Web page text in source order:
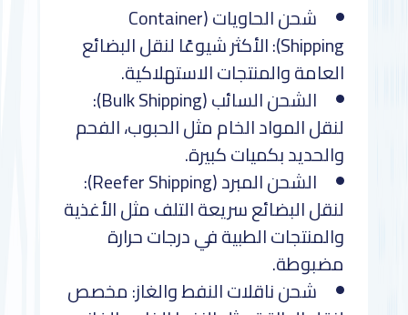
شحن الحاويات (Container
Shipping): الأكثر شيوعًا لنقل البضائع
العامة والمنتجات الاستهلاكية.
الشحن السائب (Bulk Shipping):
لنقل المواد الخام مثل الحبوب، الفحم
والحديد بكميات كبيرة.
الشحن المبرد (Reefer Shipping):
لنقل البضائع سريعة التلف مثل الأغذية
والمنتجات الطبية في درجات حرارة
مضبوطة.
شحن ناقلات النفط والغاز: مخصص